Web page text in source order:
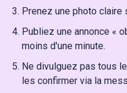
Prenez une photo
Publiez une annonce «
moins d'une minute.
Ne divulguez pas tous
les confirmer via la